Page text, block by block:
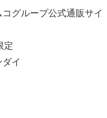
定
イ
ージをご確認くださ